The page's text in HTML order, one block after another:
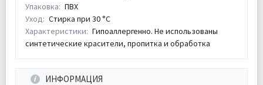
Упаковка: ПВХ
Уход: Стирка при 30 °С
Характеристики: Гипоаллергенно. Не использованы
синтетические красители, пропитка и обработка
ИНФОРМАЦИЯ